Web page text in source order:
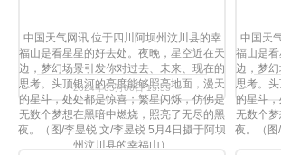
中国天气网讯 位于四川阿坝州汶川县的幸
福山是看星星的好去处。夜晚，星空近在天
边，梦幻场景引发你对过去、未来、现在的
思考。头顶银河的亮度能够照亮地面，漫天
的星斗，处处都是惊喜；繁星闪烁，仿佛是
无数个梦想在黑暗中燃烧，照亮了无尽的黑
夜。（图/李昱锐 文/李昱锐 5月4日摄于阿坝
州汶川县的幸福山）
2024年05月06日 15:55
中国天
福山是
边，梦
思考。
的星斗
无数个
夜。（图